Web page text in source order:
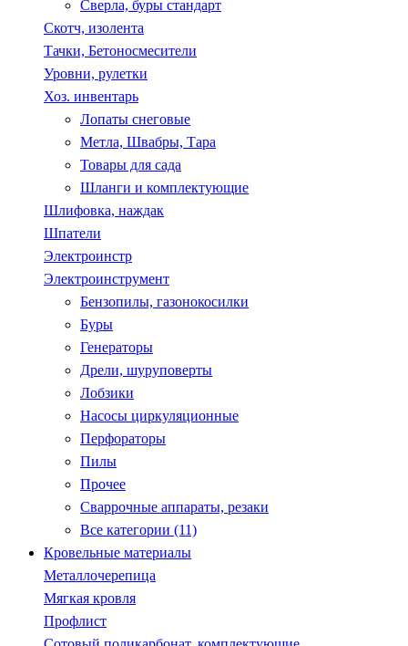
Сверла, буры стандарт
Скотч, изолента
Тачки, Бетоносмесители
Уровни, рулетки
Хоз. инвентарь
Лопаты снеговые
Метла, Швабры, Тара
Товары для сада
Шланги и комплектующие
Шлифовка, наждак
Шпатели
Электроинстр
Электроинструмент
Бензопилы, газонокосилки
Буры
Генераторы
Дрели, шуруповерты
Лобзики
Насосы циркуляционные
Перфораторы
Пилы
Прочее
Сваррочные аппараты, резаки
Все категории (11)
Кровельные материалы
Металлочерепица
Мягкая кровля
Профлист